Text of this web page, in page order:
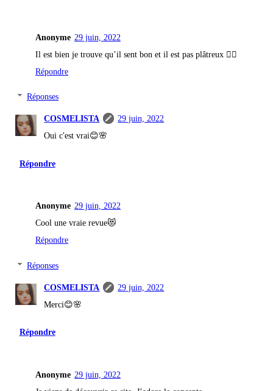
Anonyme 29 juin, 2022
Il est bien je trouve qu’il sent bon et il est pas plâtreux 👍🏼
Répondre
Réponses
COSMELISTA
29 juin, 2022
Oui c'est vrai😊🌸
Répondre
Anonyme 29 juin, 2022
Cool une vraie revue😻
Répondre
Réponses
COSMELISTA
29 juin, 2022
Merci😊🌸
Répondre
Anonyme 29 juin, 2022